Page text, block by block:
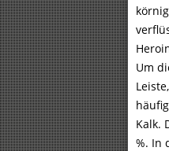
Um
Kalk.
%. In